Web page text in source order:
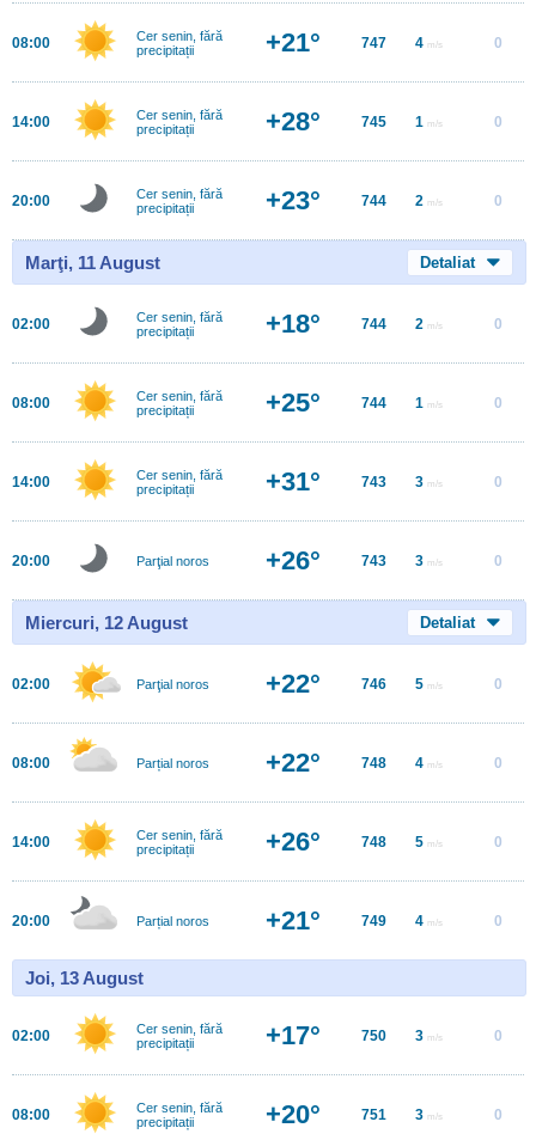
08:00
Cer senin, fără
precipitații
+21° 747 4 m/s 0
14:00
Cer senin, fără
precipitații
+28° 745 1 m/s 0
20:00
Cer senin, fără
precipitații
+23° 744 2 m/s 0
Marţi, 11 August Detaliat
02:00
Cer senin, fără
precipitații
+18° 744 2 m/s 0
08:00
Cer senin, fără
precipitații
+25° 744 1 m/s 0
14:00
Cer senin, fără
precipitații
+31° 743 3 m/s 0
20:00 Parţial noros +26° 743 3 m/s 0
Miercuri, 12 August Detaliat
02:00 Parţial noros +22° 746 5 m/s 0
08:00 Parțial noros +22° 748 4 m/s 0
14:00
Cer senin, fără
precipitații
+26° 748 5 m/s 0
20:00 Parțial noros +21° 749 4 m/s 0
Joi, 13 August
02:00
Cer senin, fără
precipitații
+17° 750 3 m/s 0
08:00
Cer senin, fără
precipitații
+20° 751 3 m/s 0